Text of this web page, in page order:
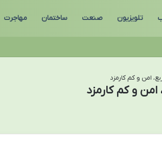
تلویزیون صنعت ساختمان مهاجرت
امن و کم کارمزد
و کم کارمزد